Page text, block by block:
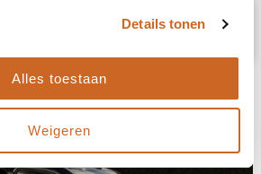
Details tonen
Alles toestaan
Weigeren